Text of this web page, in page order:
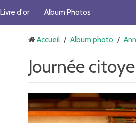
Livre d'or Album Photos
Accueil / Album photo /
Journée